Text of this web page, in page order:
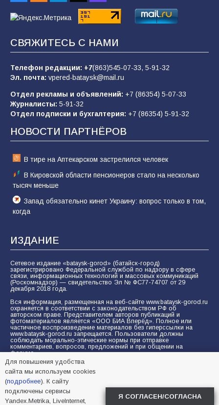
01.08.2026
«Слухами Москву не возьмёшь»: почему
заявления Киева о мобилизации — это
отчаяние, а не разведка
81 02.08.2026
Морской квест в детском саду: как
воспитанники спасали Нептуна
74 01.08.2026
СВЯЖИТЕСЬ С НАМИ
Телефон редакции: +7(863)545-07-33, 5-91-32
Эл. почта: vpered-bataysk@mail.ru
Отдел рекламы и объявлений: +7 (86354) 5-07-33
Журналисты: 5-91-32
Отдел подписки и бухгалтерия: +7 (86354) 5-91-32
НОВОСТИ ПАРТНЁРОВ
В тире на Аптекарском застрелился человек
В Кировской области пенсионеров стало на несколько
тысяч меньше
Запад обязательно кинет Украину: вопрос только в том,
когда
ИЗДАНИЕ
Сетевое издание «bataysk-gorod» (батайск-город)
зарегистрировано Федеральной службой по надзору в сфере
связи, информационных технологий и массовых коммуникаций
(Роскомнадзор) — свидетельство Эл № ФС77-74707 от 29
декабря 2018 года.
Вся информация, размещенная на веб-сайте www.bataysk-gorod.ru
охраняется в соответствии с законодательством РФ об
авторском праве. Представителем авторов публикаций и
фотоматериалов является «ООО БИА Вперёд». Полное или
частичное воспроизведение материалов без гиперссылки на
www.bataysk-gorod.ru запрещается. Пользователи должны
соблюдать морально-этические нормы при отправке
комментариев, вопросов, предложений и при общении на
форуме.
Политика конфиденциальности и защиты информации
Согласие на обработку персональных данных с помощью
сервисов Yandex.Metrika, LiveInternet, top.mail.ru
© 2005-2026 БИА «ВПЕРЕД»
Для повышения удобства
сайта мы используем cookies
(подробнее). К сайту
подключены сервисы
Yandex.Metrika, LiveInternet,
Я СОГЛАСЕН/СОГЛАСНА